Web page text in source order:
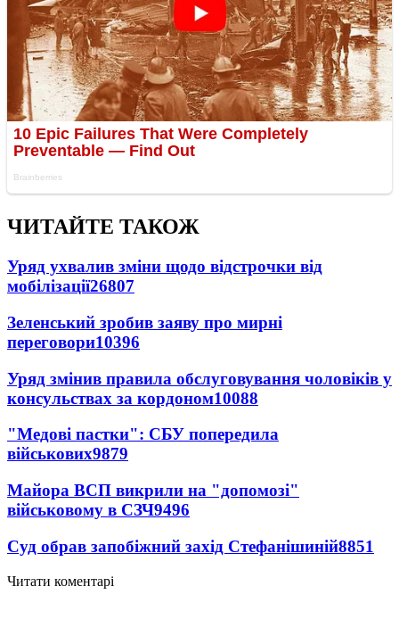
ЧИТАЙТЕ ТАКОЖ
Уряд ухвалив зміни щодо відстрочки від
мобілізації26807
Зеленський зробив заяву про мирні
переговори10396
Уряд змінив правила обслуговування чоловіків у
консульствах за кордоном10088
"Медові пастки": СБУ попередила
військових9879
Майора ВСП викрили на "допомозі"
військовому в СЗЧ9496
Суд обрав запобіжний захід Стефанішиній8851
Читати коментарі